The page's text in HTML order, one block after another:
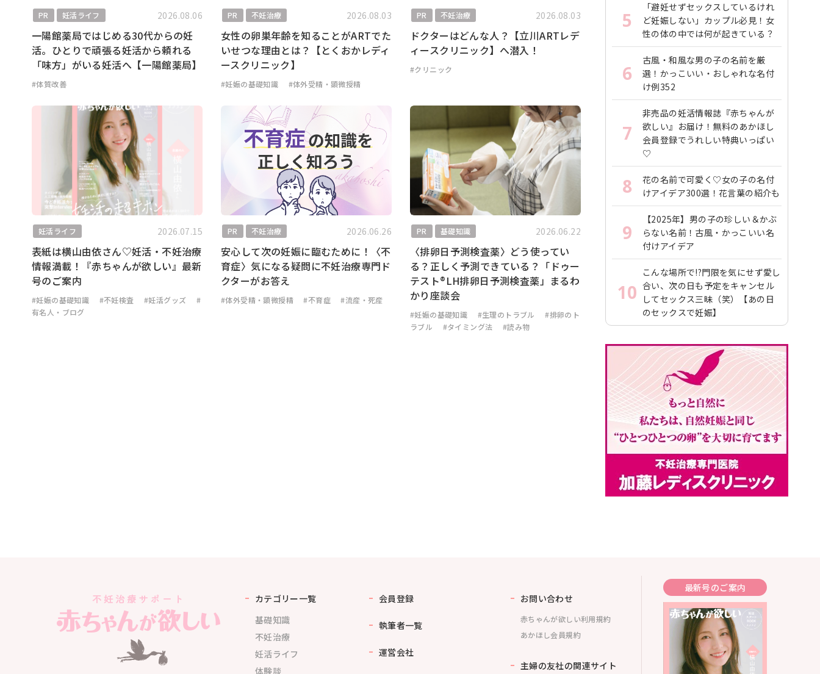
PR 妊活ライフ 2026.08.06
一陽館薬局ではじめる30代からの妊
活。ひとりで頑張る妊活から頼れる
「味方」がいる妊活へ【一陽館薬局】
#体質改善
PR 不妊治療 2026.08.03
女性の卵巣年齢を知ることがARTでた
いせつな理由とは？【とくおかレディ
ースクリニック】
#妊娠の基礎知識 #体外受精・顕微授精
PR 不妊治療 2026.08.03
ドクターはどんな人？【立川ARTレデ
ィースクリニック】へ潜入！
#クリニック
妊活ライフ 2026.07.15
表紙は横山由依さん♡妊活・不妊治療
情報満載！『赤ちゃんが欲しい』最新
号のご案内
#妊娠の基礎知識 #不妊検査 #妊活グッズ
#
有名人・ブログ
PR 不妊治療 2026.06.26
安心して次の妊娠に臨むために！〈不
育症〉気になる疑問に不妊治療専門ド
クターがお答え
#体外受精・顕微授精 #不育症 #流産・死産
PR 基礎知識 2026.06.22
〈排卵日予測検査薬〉どう使ってい
る？正しく予測できている？「ドゥー
テスト®LH排卵日予測検査薬」まるわ
かり座談会
#妊娠の基礎知識 #生理のトラブル
#排卵のト
ラブル
#タイミング法 #読み物
5
「避妊せずセックスしているけれ
ど妊娠しない」カップル必見！女
性の体の中では何が起きている？
6
古風・和風な男の子の名前を厳
選！かっこいい・おしゃれな名付
け例352
7
非売品の妊活情報誌『赤ちゃんが
欲しい』お届け！無料のあかほし
会員登録でうれしい特典いっぱい
♡
8
花の名前で可愛く♡女の子の名付
けアイデア300選！花言葉の紹介も
9
【2025年】男の子の珍しい＆かぶ
らない名前！古風・かっこいい名
付けアイデア
10
こんな場所で!?門限を気にせず愛し
合い、次の日も予定をキャンセル
してセックス三昧（笑）【あの日
のセックスで妊娠】
カテゴリー一覧
基礎知識
不妊治療
妊活ライフ
体験談
会員登録
執筆者一覧
運営会社
お問い合わせ
赤ちゃんが欲しい利用規約
あかほし会員規約
主婦の友社の関連サイト
最新号のご案内